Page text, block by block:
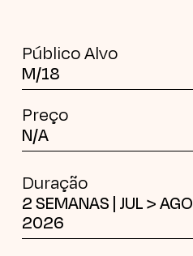
Público Alvo
M/18
Preço
N/A
Duração
2 SEMANAS | JUL > AGO
2026